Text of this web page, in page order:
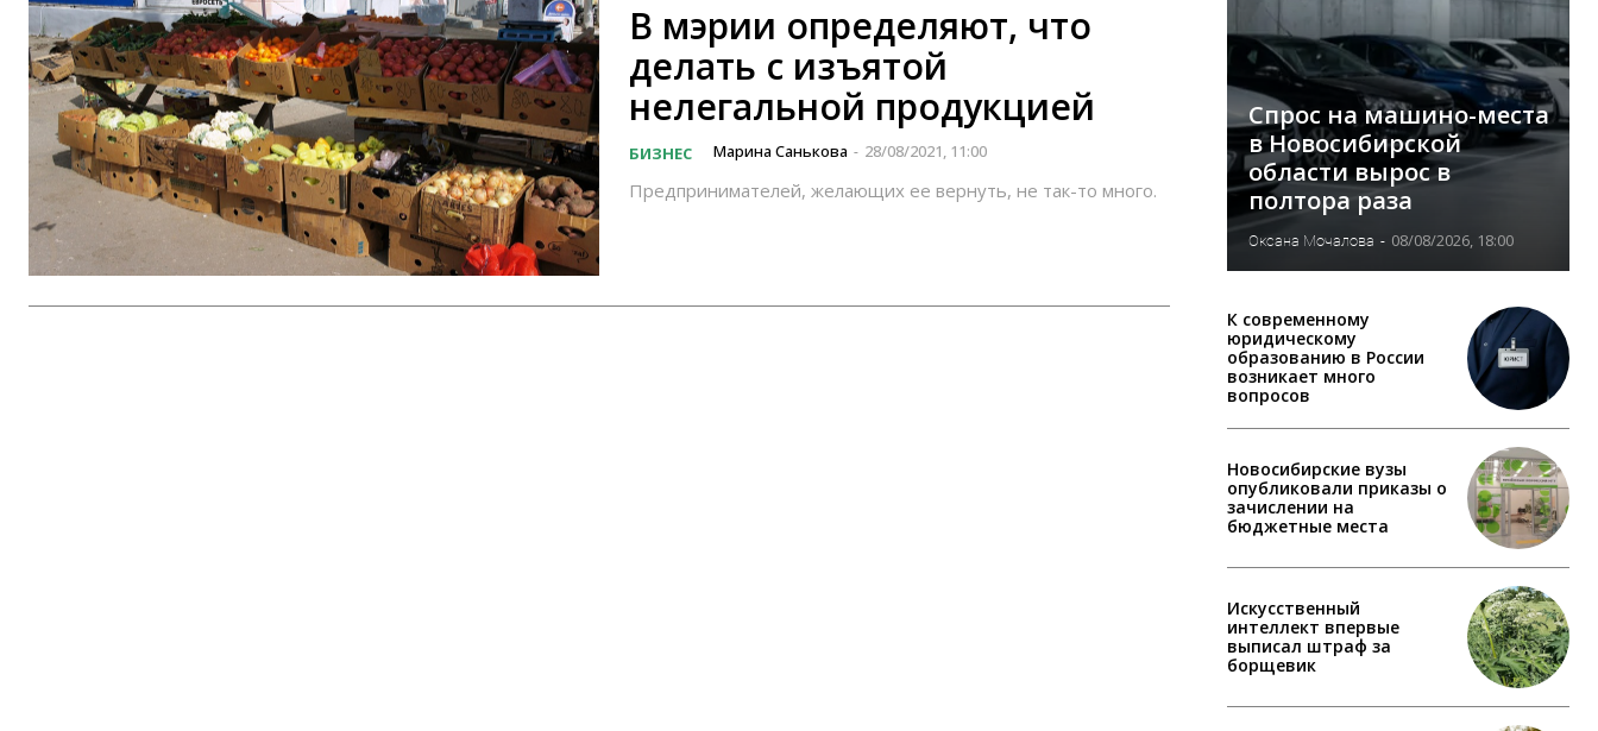
В мэрии определяют, что
делать с изъятой
нелегальной продукцией
БИЗНЕС Марина Санькова - 28/08/2021, 11:00
Предпринимателей, желающих ее вернуть, не так-то много.
Спрос на машино-места
в Новосибирской
области вырос в
полтора раза
Оксана Мочалова - 08/08/2026, 18:00
К современному
юридическому
образованию в России
возникает много
вопросов
Новосибирские вузы
опубликовали приказы о
зачислении на
бюджетные места
Искусственный
интеллект впервые
выписал штраф за
борщевик